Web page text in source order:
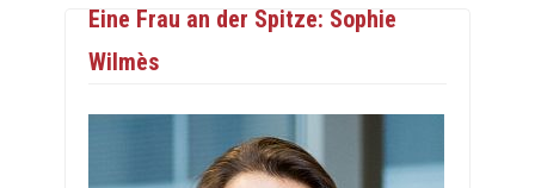
Eine Frau an der Spitze: Sophie
Wilmès